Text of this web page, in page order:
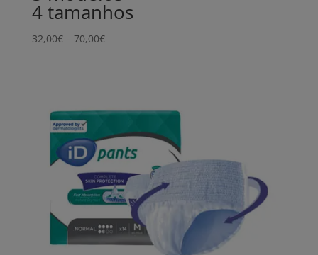
4 tamanhos
32,00€ – 70,00€Price